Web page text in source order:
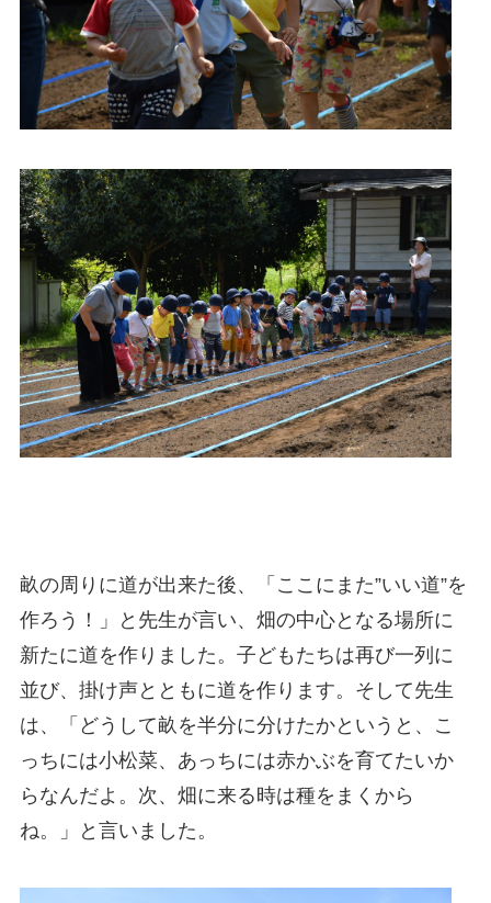
畝の周りに道が出来た後、「ここにまた”いい道”を
作ろう！」と先生が言い、畑の中心となる場所に
新たに道を作りました。子どもたちは再び一列に
並び、掛け声とともに道を作ります。そして先生
は、「どうして畝を半分に分けたかというと、こ
っちには小松菜、あっちには赤かぶを育てたいか
らなんだよ。次、畑に来る時は種をまくから
ね。」と言いました。